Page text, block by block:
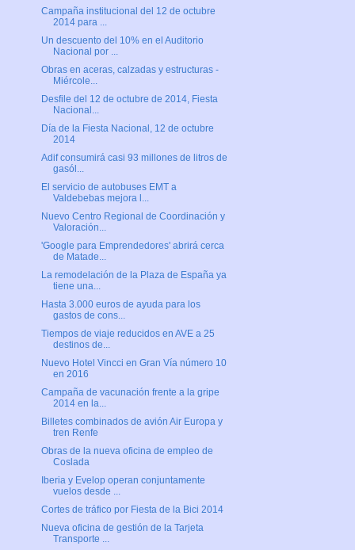
Campaña institucional del 12 de octubre
2014 para ...
Un descuento del 10% en el Auditorio
Nacional por ...
Obras en aceras, calzadas y estructuras -
Miércole...
Desfile del 12 de octubre de 2014, Fiesta
Nacional...
Día de la Fiesta Nacional, 12 de octubre
2014
Adif consumirá casi 93 millones de litros de
gasól...
El servicio de autobuses EMT a
Valdebebas mejora l...
Nuevo Centro Regional de Coordinación y
Valoración...
'Google para Emprendedores' abrirá cerca
de Matade...
La remodelación de la Plaza de España ya
tiene una...
Hasta 3.000 euros de ayuda para los
gastos de cons...
Tiempos de viaje reducidos en AVE a 25
destinos de...
Nuevo Hotel Vincci en Gran Vía número 10
en 2016
Campaña de vacunación frente a la gripe
2014 en la...
Billetes combinados de avión Air Europa y
tren Renfe
Obras de la nueva oficina de empleo de
Coslada
Iberia y Evelop operan conjuntamente
vuelos desde ...
Cortes de tráfico por Fiesta de la Bici 2014
Nueva oficina de gestión de la Tarjeta
Transporte ...